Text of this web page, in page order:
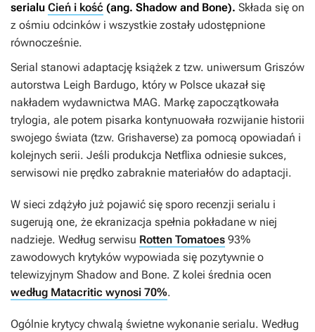
serialu Cień i kość (ang. Shadow and Bone). Składa się on
z ośmiu odcinków i wszystkie zostały udostępnione
równocześnie.
Serial stanowi adaptację książek z tzw. uniwersum Griszów
autorstwa Leigh Bardugo, który w Polsce ukazał się
nakładem wydawnictwa MAG. Markę zapoczątkowała
trylogia, ale potem pisarka kontynuowała rozwijanie historii
swojego świata (tzw. Grishaverse) za pomocą opowiadań i
kolejnych serii. Jeśli produkcja Netflixa odniesie sukces,
serwisowi nie prędko zabraknie materiałów do adaptacji.
W sieci zdążyło już pojawić się sporo recenzji serialu i
sugerują one, że ekranizacja spełnia pokładane w niej
nadzieje. Według serwisu Rotten Tomatoes 93%
zawodowych krytyków wypowiada się pozytywnie o
telewizyjnym Shadow and Bone. Z kolei średnia ocen
według Matacritic wynosi 70%.
Ogólnie krytycy chwalą świetne wykonanie serialu. Według